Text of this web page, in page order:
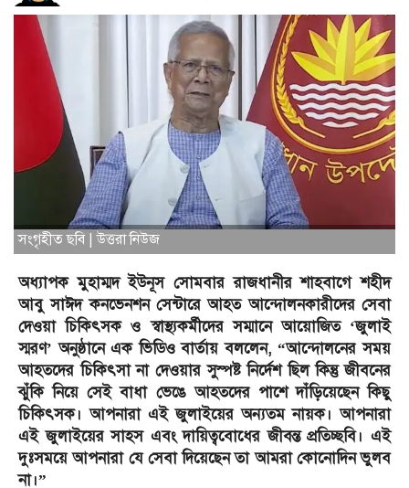
সংগৃহীত ছবি | উত্তরা নিউজ
অধ্যাপক মুহাম্মদ ইউনূস সোমবার রাজধানীর শাহবাগে শহীদ
আবু সাঈদ কনভেনশন সেন্টারে আহত আন্দোলনকারীদের সেবা
দেওয়া চিকিৎসক ও স্বাস্থ্যকর্মীদের সম্মানে আয়োজিত ‘জুলাই
স্মরণ’ অনুষ্ঠানে এক ভিডিও বার্তায় বললেন, “আন্দোলনের সময়
আহতদের চিকিৎসা না দেওয়ার সুস্পষ্ট নির্দেশ ছিল কিন্তু জীবনের
ঝুঁকি নিয়ে সেই বাধা ভেঙে আহতদের পাশে দাঁড়িয়েছেন কিছু
চিকিৎসক। আপনারা এই জুলাইয়ের অন্যতম নায়ক। আপনারা
এই জুলাইয়ের সাহস এবং দায়িত্ববোধের জীবন্ত প্রতিচ্ছবি। এই
দুঃসময়ে আপনারা যে সেবা দিয়েছেন তা আমরা কোনোদিন ভুলব
না।”